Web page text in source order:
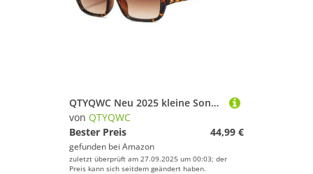
QTYQWC Neu 2025 kleine Sonnenbrille Frauen Sonnenbrillen Reisen Männer Schatten Vintage Retro Uv400 Rechteck
von QTYQWC
Bester Preis
44,99 €
gefunden bei Amazon
zuletzt überprüft am 27.09.2025 um 00:03; der
Preis kann sich seitdem geändert haben.